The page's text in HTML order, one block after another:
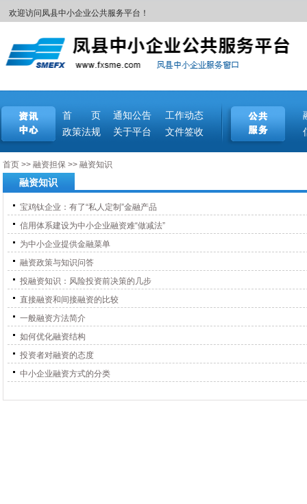
欢迎访问凤县中小企业公共服务平台！
首 页 通知公告 工作动态
政策法规
关于平台 文件签收
首页>> 融资担保>> 融资知识
融资知识
宝鸡钛企业：有了“私人定制”金融产品
信用体系建设为中小企业融资难“做减法”
为中小企业提供金融菜单
融资政策与知识问答
投融资知识：风险投资前决策的几步
直接融资和间接融资的比较
一般融资方法简介
如何优化融资结构
投资者对融资的态度
中小企业融资方式的分类